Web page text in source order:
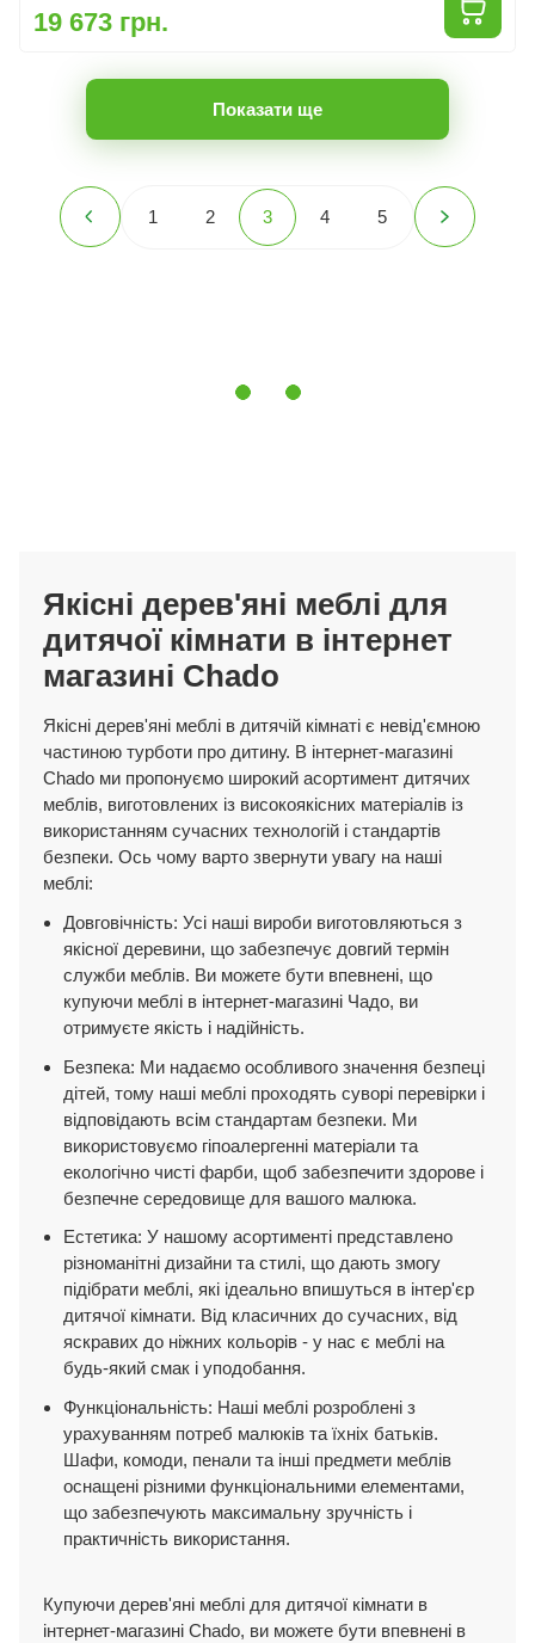
19 673 грн.
Показати ще
1 2 3 4 5
Якісні дерев'яні меблі для
дитячої кімнати в інтернет
магазині Chado
Якісні дерев'яні меблі в дитячій кімнаті є невід'ємною
частиною турботи про дитину. В інтернет-магазині
Chado ми пропонуємо широкий асортимент дитячих
меблів, виготовлених із високоякісних матеріалів із
використанням сучасних технологій і стандартів
безпеки. Ось чому варто звернути увагу на наші
меблі:
Довговічність: Усі наші вироби виготовляються з
якісної деревини, що забезпечує довгий термін
служби меблів. Ви можете бути впевнені, що
купуючи меблі в інтернет-магазині Чадо, ви
отримуєте якість і надійність.
Безпека: Ми надаємо особливого значення безпеці
дітей, тому наші меблі проходять суворі перевірки і
відповідають всім стандартам безпеки. Ми
використовуємо гіпоалергенні матеріали та
екологічно чисті фарби, щоб забезпечити здорове і
безпечне середовище для вашого малюка.
Естетика: У нашому асортименті представлено
різноманітні дизайни та стилі, що дають змогу
підібрати меблі, які ідеально впишуться в інтер'єр
дитячої кімнати. Від класичних до сучасних, від
яскравих до ніжних кольорів - у нас є меблі на
будь-який смак і уподобання.
Функціональність: Наші меблі розроблені з
урахуванням потреб малюків та їхніх батьків.
Шафи, комоди, пенали та інші предмети меблів
оснащені різними функціональними елементами,
що забезпечують максимальну зручність і
практичність використання.
Купуючи дерев'яні меблі для дитячої кімнати в
інтернет-магазині Chado, ви можете бути впевнені в